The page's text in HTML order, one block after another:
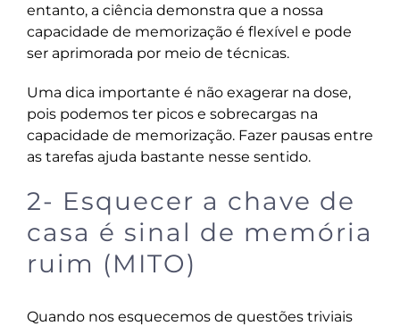
entanto, a ciência demonstra que a nossa
capacidade de memorização é flexível e pode
ser aprimorada por meio de técnicas.
Uma dica importante é não exagerar na dose,
pois podemos ter picos e sobrecargas na
capacidade de memorização. Fazer pausas entre
as tarefas ajuda bastante nesse sentido.
2- Esquecer a chave de
casa é sinal de memória
ruim (MITO)
Quando nos esquecemos de questões triviais